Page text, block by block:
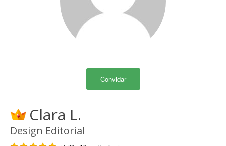
Convidar
Clara L.
Design Editorial